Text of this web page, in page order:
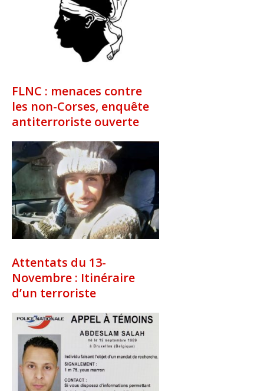
FLNC : menaces contre
les non-Corses, enquête
antiterroriste ouverte
Attentats du 13-
Novembre : Itinéraire
d’un terroriste